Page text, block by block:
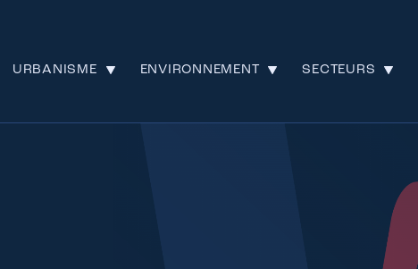
URBANISME ENVIRONNEMENT SECTEURS